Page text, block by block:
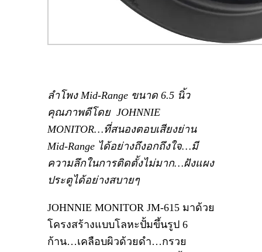
ลำโพง Mid-Range ขนาด 6.5 นิ้ว
คุณภาพดีโดย JOHNNIE
MONITOR…ที่สนองตอบเสียงย่าน
Mid-Range ได้อย่างถึงอกถึงใจ…มี
ความลึกในการติดตั้งไม่มาก…ฝังแผง
ประตูได้อย่างสบายๆ
JOHNNIE MONITOR JM-615 มาด้วย
โครงสร้างแบบโลหะปั้มขึ้นรูป 6
ก้าน…เคลือบผิวด้วยดำ…กรวย